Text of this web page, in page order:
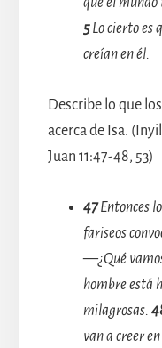
5Lo cierto es
creían en él.
Describe lo que
acerca de Isa.
Juan 11:47-48, 53)
47Entonces
fariseos
—¿Qué
hombre está
milagrosas.
van a creer